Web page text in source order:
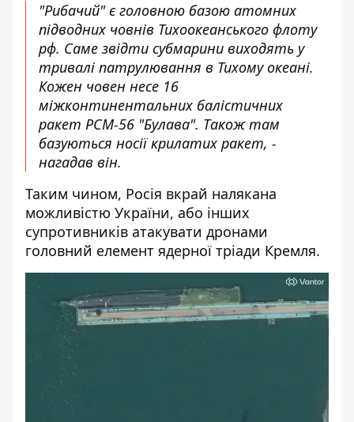
"Рибачий" є головною базою атомних
підводних човнів Тихоокеанського флоту
рф. Саме звідти субмарини виходять у
тривалі патрулювання в Тихому океані.
Кожен човен несе 16
міжконтинентальних балістичних
ракет РСМ-56 "Булава". Також там
базуються носії крилатих ракет, -
нагадав він.
Таким чином, Росія вкрай налякана
можливістю України, або інших
супротивників атакувати дронами
головний елемент ядерної тріади Кремля.